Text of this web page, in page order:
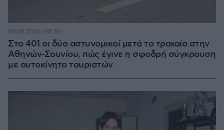
Στο 401 οι δύο αστυνομικοί μετά το τροχαίο στην
Αθηνών-Σουνίου, πώς έγινε η σφοδρή σύγκρουση
με αυτοκίνητο τουριστών
09.08.2026, 08:55